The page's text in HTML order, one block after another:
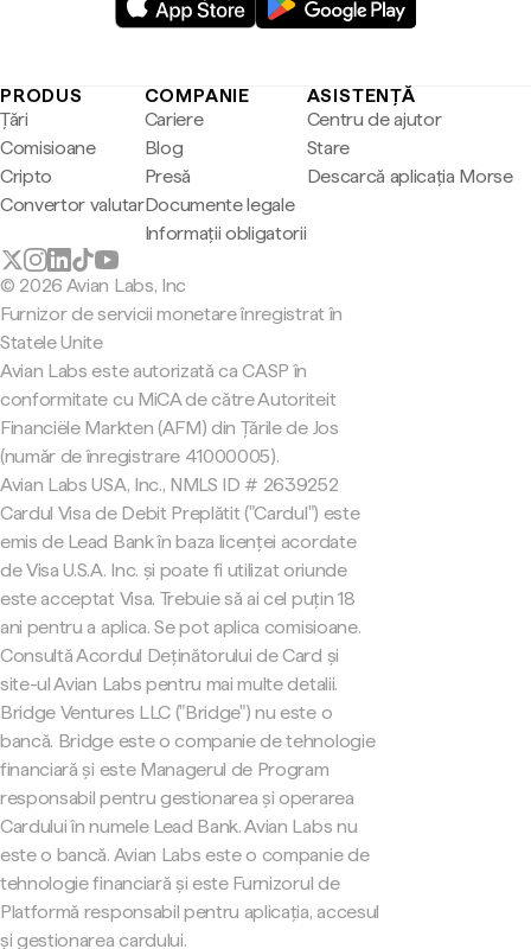
PRODUS
Țări
Comisioane
Cripto
Convertor valutar
COMPANIE
Cariere
Blog
Presă
Documente legale
Informații obligatorii
ASISTENȚĂ
Centru de ajutor
Stare
Descarcă aplicația Morse
© 2026 Avian Labs, Inc
Furnizor de servicii monetare înregistrat în
Statele Unite
Avian Labs este autorizată ca CASP în
conformitate cu MiCA de către Autoriteit
Financiële Markten (AFM) din Țările de Jos
(număr de înregistrare 41000005).
Avian Labs USA, Inc., NMLS ID # 2639252
Cardul Visa de Debit Preplătit ("Cardul") este
emis de Lead Bank în baza licenței acordate
de Visa U.S.A. Inc. și poate fi utilizat oriunde
este acceptat Visa. Trebuie să ai cel puțin 18
ani pentru a aplica. Se pot aplica comisioane.
Consultă Acordul Deținătorului de Card și
site-ul Avian Labs pentru mai multe detalii.
Bridge Ventures LLC ("Bridge") nu este o
bancă. Bridge este o companie de tehnologie
financiară și este Managerul de Program
responsabil pentru gestionarea și operarea
Cardului în numele Lead Bank. Avian Labs nu
este o bancă. Avian Labs este o companie de
tehnologie financiară și este Furnizorul de
Platformă responsabil pentru aplicația, accesul
și gestionarea cardului.